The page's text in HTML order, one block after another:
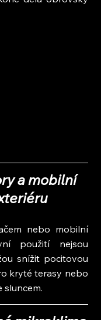
a mobilní
nebo mobilní
použití nejsou
snížit pocitovou
kryté terasy nebo
sluncem.